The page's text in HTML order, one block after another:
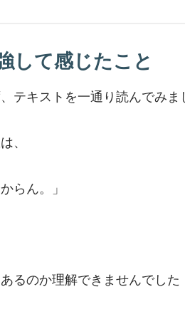
して感じたこと
テキストを一通り読んでみま
、
らん。」
るのか理解できませんでした